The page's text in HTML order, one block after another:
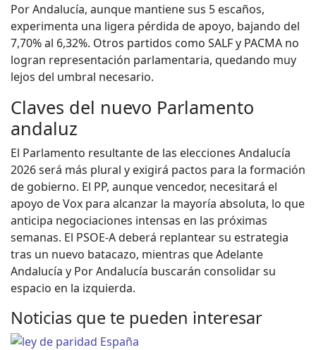
Por Andalucía, aunque mantiene sus 5 escaños,
experimenta una ligera pérdida de apoyo, bajando del
7,70% al 6,32%. Otros partidos como SALF y PACMA no
logran representación parlamentaria, quedando muy
lejos del umbral necesario.
Claves del nuevo Parlamento
andaluz
El Parlamento resultante de las elecciones Andalucía
2026 será más plural y exigirá pactos para la formación
de gobierno. El PP, aunque vencedor, necesitará el
apoyo de Vox para alcanzar la mayoría absoluta, lo que
anticipa negociaciones intensas en las próximas
semanas. El PSOE-A deberá replantear su estrategia
tras un nuevo batacazo, mientras que Adelante
Andalucía y Por Andalucía buscarán consolidar su
espacio en la izquierda.
Noticias que te pueden interesar